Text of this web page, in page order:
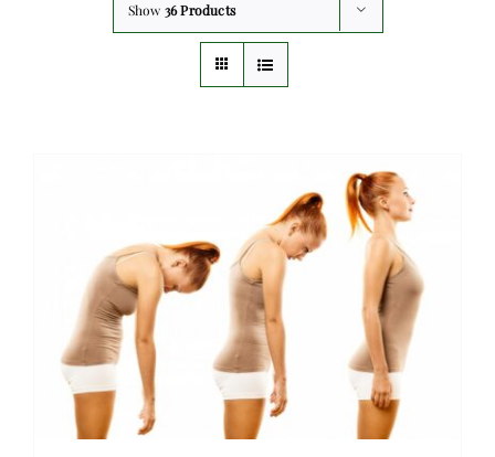
Contact
Show 36 Products